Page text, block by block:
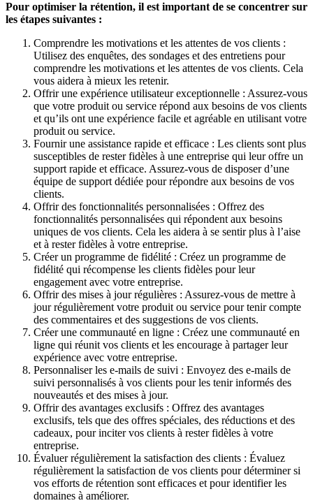
Pour optimiser la rétention, il est important de se concentrer sur
les étapes suivantes :
Comprendre les motivations et les attentes de vos clients :
Utilisez des enquêtes, des sondages et des entretiens pour
comprendre les motivations et les attentes de vos clients. Cela
vous aidera à mieux les retenir.
Offrir une expérience utilisateur exceptionnelle : Assurez-vous
que votre produit ou service répond aux besoins de vos clients
et qu’ils ont une expérience facile et agréable en utilisant votre
produit ou service.
Fournir une assistance rapide et efficace : Les clients sont plus
susceptibles de rester fidèles à une entreprise qui leur offre un
support rapide et efficace. Assurez-vous de disposer d’une
équipe de support dédiée pour répondre aux besoins de vos
clients.
Offrir des fonctionnalités personnalisées : Offrez des
fonctionnalités personnalisées qui répondent aux besoins
uniques de vos clients. Cela les aidera à se sentir plus à l’aise
et à rester fidèles à votre entreprise.
Créer un programme de fidélité : Créez un programme de
fidélité qui récompense les clients fidèles pour leur
engagement avec votre entreprise.
Offrir des mises à jour régulières : Assurez-vous de mettre à
jour régulièrement votre produit ou service pour tenir compte
des commentaires et des suggestions de vos clients.
Créer une communauté en ligne : Créez une communauté en
ligne qui réunit vos clients et les encourage à partager leur
expérience avec votre entreprise.
Personnaliser les e-mails de suivi : Envoyez des e-mails de
suivi personnalisés à vos clients pour les tenir informés des
nouveautés et des mises à jour.
Offrir des avantages exclusifs : Offrez des avantages
exclusifs, tels que des offres spéciales, des réductions et des
cadeaux, pour inciter vos clients à rester fidèles à votre
entreprise.
Évaluer régulièrement la satisfaction des clients : Évaluez
régulièrement la satisfaction de vos clients pour déterminer si
vos efforts de rétention sont efficaces et pour identifier les
domaines à améliorer.